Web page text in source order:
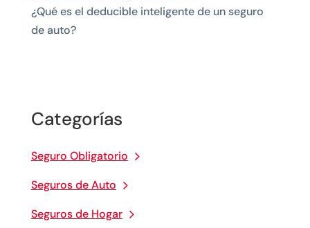
¿Qué es el deducible inteligente de un seguro
de auto?
Categorías
Seguro Obligatorio
Seguros de Auto
Seguros de Hogar